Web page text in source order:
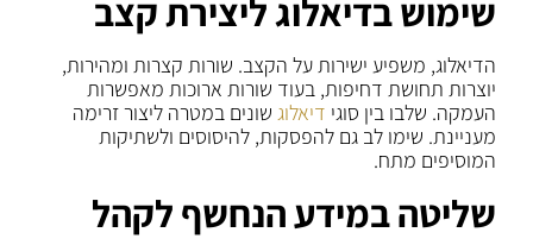
שימוש בדיאלוג ליצירת קצב
הדיאלוג, משפיע ישירות על הקצב. שורות קצרות ומהירות,
יוצרות תחושת דחיפות, בעוד שורות ארוכות מאפשרות
העמקה. שלבו בין סוגי דיאלוג שונים במטרה ליצור זרימה
מעניינת. שימו לב גם להפסקות, להיסוסים ולשתיקות
המוסיפים מתח.
שליטה במידע הנחשף לקהל